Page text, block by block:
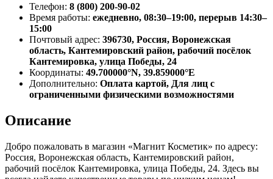
Телефон: 8 (800) 200-90-02
Время работы: ежедневно, 08:30–19:00, перерыв 14:30–
15:00
Почтовый адрес: 396730, Россия, Воронежская
область, Кантемировский район, рабочий посёлок
Кантемировка, улица Победы, 24
Координаты: 49.700000°N, 39.859000°E
Дополнительно: Оплата картой, Для лиц с
ограниченными физическими возможностями
Описание
Добро пожаловать в магазин «Магнит Косметик» по адресу:
Россия, Воронежская область, Кантемировский район,
рабочий посёлок Кантемировка, улица Победы, 24. Здесь вы